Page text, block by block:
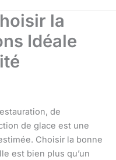
la
Idéale
de
de glace est une
Choisir la bonne
est bien plus qu’un